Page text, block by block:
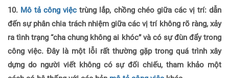
10. Mô tả công việc trùng lắp, chồng chéo giữa các vị trí:dẫn
đến sự phân chia trách nhiệm giữa các vị trí không rõ ràng, xảy
ra tình trạng “cha chung không ai khóc” và có sự đùn đẩy trong
công việc. Đây là một lỗi rất thường gặp trong quá trình xây
dựng do người viết không có sự đối chiếu, tham khảo một